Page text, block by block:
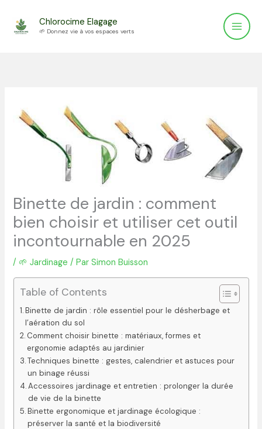
Chlorocime Elagage
🌱 Donnez vie à vos espaces verts
Binette de jardin : comment
bien choisir et utiliser cet outil
incontournable en 2025
/ 🌱 Jardinage / ParSimon Buisson
Table of Contents
Binette de jardin : rôle essentiel pour le désherbage et
l’aération du sol
Comment choisir binette : matériaux, formes et
ergonomie adaptés au jardinier
Techniques binette : gestes, calendrier et astuces pour
un binage réussi
Accessoires jardinage et entretien : prolonger la durée
de vie de la binette
Binette ergonomique et jardinage écologique :
préserver la santé et la biodiversité